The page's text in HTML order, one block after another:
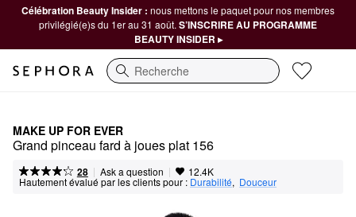
Célébration Beauty Insider : nous mettons le paquet pour nos membres
privilégié(e)s du 1er au 31 août. S’INSCRIRE AU PROGRAMME
BEAUTY INSIDER ▸
Recherche
MAKE UP FOR EVER
Grand pinceau fard à joues plat 156
28 | Ask a question | 12.4K
Hautement évalué par les clients pour : Durabilité, Douceur